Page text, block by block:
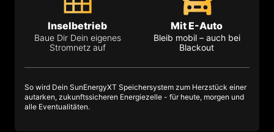
Inselbetrieb
Baue Dir Dein eigenes
Stromnetz auf
Mit E-Auto
Bleib mobil – auch bei
Blackout
So wird Dein SunEnergyXT Speichersystem zum Herzstück einer
autarken, zukunftssicheren Energiezelle - für heute, morgen und
alle Eventualitäten.